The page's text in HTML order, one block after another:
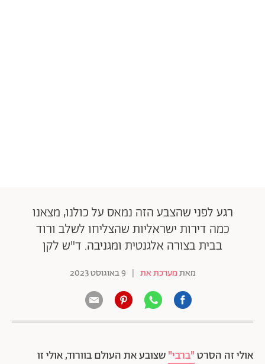
רגע לפני שהצבע הזה נמאס על כולנו, מצאנו
כמה דירות ישראליות שהצליחו לשלב ורוד
בבית בצורה אלגנטית ומגניבה. ד"ש לקן
מאתמערכת את | 9 באוגוסט 2023
אולי זה הסרט"ברבי"שצובע את העולם בוורוד, אולי זו